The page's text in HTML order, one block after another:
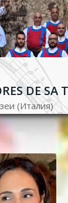
DE SA
(Италия)